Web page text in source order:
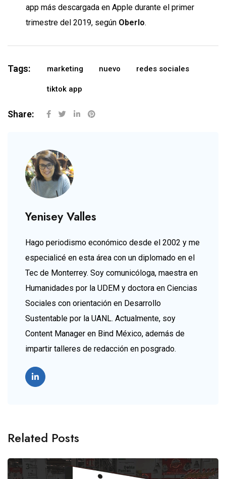
app más descargada en Apple durante el primer
trimestre del 2019, según Oberlo.
Tags: marketing nuevo redes sociales
tiktok app
Share:
Yenisey Valles
Hago periodismo económico desde el 2002 y me
especialicé en esta área con un diplomado en el
Tec de Monterrey. Soy comunicóloga, maestra en
Humanidades por la UDEM y doctora en Ciencias
Sociales con orientación en Desarrollo
Sustentable por la UANL. Actualmente, soy
Content Manager en Bind México, además de
impartir talleres de redacción en posgrado.
Related Posts